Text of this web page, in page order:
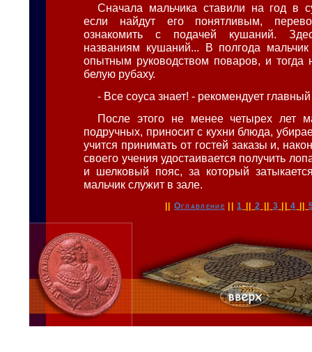
Сначала мальчика ставили на год в
если найдут его понятливым,
ознакомить с подачей кушаний.
названиям кушаний... В полгода мальчик
опытным руководством поваров, и тогда
белую рубаху.
- Все соуса знает! - рекомендует
После этого не менее четырех лет
подручных, приносит с кухни блюда,
учится принимать от гостей заказы и,
своего учения удостаивается получить
и шелковый пояс, за который
мальчик служит в зале.
|| Оглавление ||1 || 2 || 3 ||4 ||